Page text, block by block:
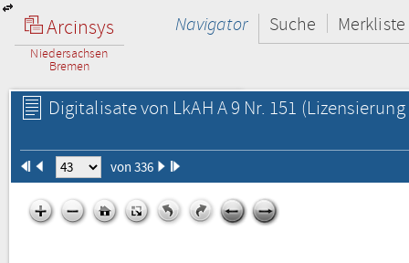
Arcinsys
Niedersachsen
Bremen
Navigator Suche Merkliste
Digitalisate von LkAH A 9 Nr. 151
von 336